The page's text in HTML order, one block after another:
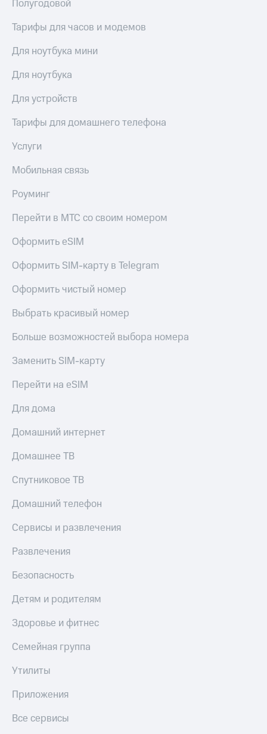
Полугодовой
Тарифы для часов и модемов
Для ноутбука мини
Для ноутбука
Для устройств
Тарифы для домашнего телефона
Услуги
Мобильная связь
Роуминг
Перейти в МТС со своим номером
Оформить eSIM
Оформить SIM-карту в Telegram
Оформить чистый номер
Выбрать красивый номер
Больше возможностей выбора номера
Заменить SIM-карту
Перейти на eSIM
Для дома
Домашний интернет
Домашнее ТВ
Спутниковое ТВ
Домашний телефон
Сервисы и развлечения
Развлечения
Безопасность
Детям и родителям
Здоровье и фитнес
Семейная группа
Утилиты
Приложения
Все сервисы